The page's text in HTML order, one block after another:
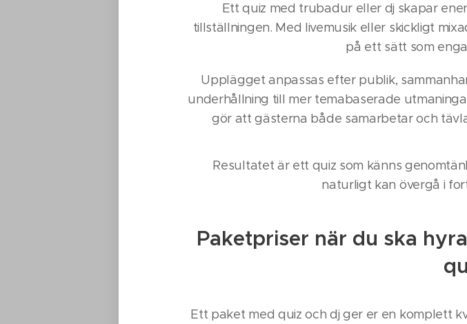
Ett quiz med trubadur eller dj skapar
tillställningen. Med livemusik eller skickligt
på ett sätt som
Upplägget anpassas efter publik,
underhållning till mer temabaserade
gör att gästerna både samarbetar och
Resultatet är ett quiz som känns
naturligt kan övergå i
Paketpriser när du ska
Ett paket med quiz och dj ger er en komplett